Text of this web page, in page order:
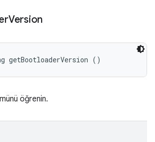
Version
getBootloaderVersion ()
öğrenin.